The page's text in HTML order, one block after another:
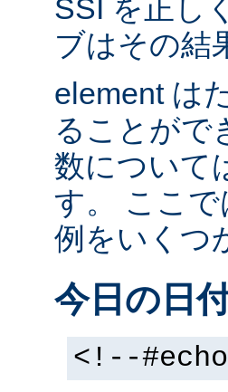
SSI を正し
ブはその結
element は
ることがで
数について
す。 ここ
例をいくつ
今日の日
<!--#echo